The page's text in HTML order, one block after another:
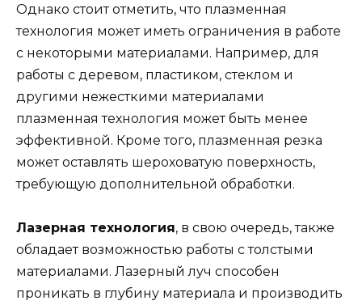
Однако стоит отметить, что плазменная
технология может иметь ограничения в работе
с некоторыми материалами. Например, для
работы с деревом, пластиком, стеклом и
другими нежесткими материалами
плазменная технология может быть менее
эффективной. Кроме того, плазменная резка
может оставлять шероховатую поверхность,
требующую дополнительной обработки.
Лазерная технология, в свою очередь, также
обладает возможностью работы с толстыми
материалами. Лазерный луч способен
проникать в глубину материала и производить